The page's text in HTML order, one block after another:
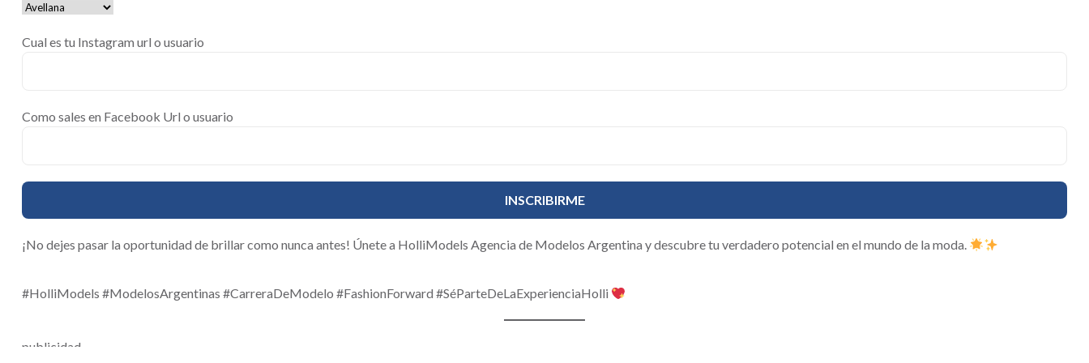
Cual es tu Instagram url o usuario
Como sales en Facebook Url o usuario
¡No dejes pasar la oportunidad de brillar como nunca antes! Únete a HolliModels Agencia de Modelos Argentina y descubre tu verdadero potencial en el mundo de la moda.
#HolliModels #ModelosArgentinas #CarreraDeModelo #FashionForward #SéParteDeLaExperienciaHolli
publicidad.